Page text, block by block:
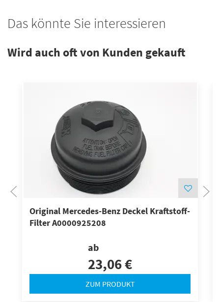
Das könnte Sie interessieren
Wird auch oft von Kunden gekauft
Original Mercedes-Benz Deckel Kraftstoff-
Filter A0000925208
ab
23,06 €
ZUM PRODUKT